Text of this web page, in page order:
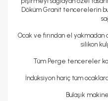
Döküm Granit tencerelerin
Ocak ve fırından el yakmadan
silikon
Tüm Perge tencereler
İndüksiyon hariç tüm
Bulaşık